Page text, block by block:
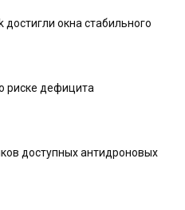
достигли окна стабильного
риске дефицита
доступных антидроновых